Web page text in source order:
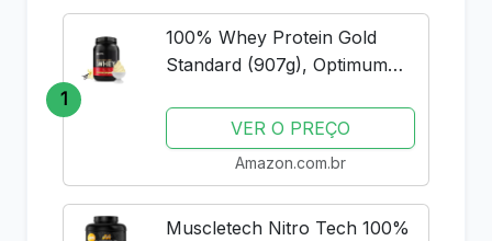
1
100% Whey Protein Gold
Standard (907g), Optimum
VER O PREÇO
Amazon.com.br
Muscletech Nitro Tech 100%